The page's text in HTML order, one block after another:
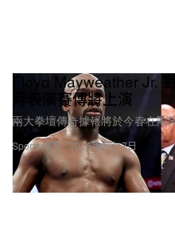
Sports 體育
Floyd Mayweather Jr.
月表演賽傳將上演
兩大拳壇傳奇據報將於今春在剛
2026年2月17日